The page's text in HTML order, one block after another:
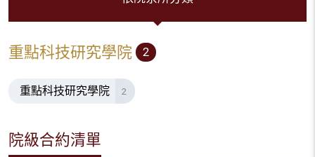
重點科技研究學院 2
重點科技研究學院 2
院級合約清單